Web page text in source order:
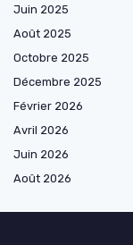
Juin 2025
Août 2025
Octobre 2025
Décembre 2025
Février 2026
Avril 2026
Juin 2026
Août 2026